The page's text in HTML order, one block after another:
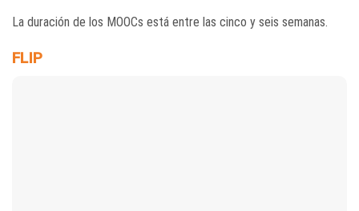
La duración de los MOOCs está entre las cinco y seis semanas.
FLIP